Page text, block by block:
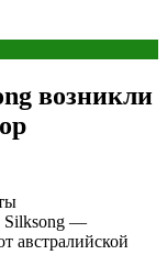
возникли
Silksong —
австралийской